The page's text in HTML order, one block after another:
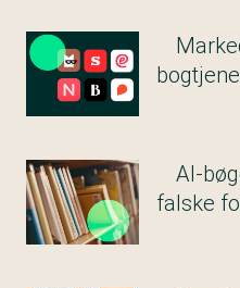
AI-
falske